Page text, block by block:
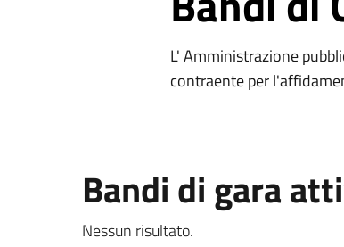
L' Amministrazione
contraente per
Bandi di gara
Nessun risultato.